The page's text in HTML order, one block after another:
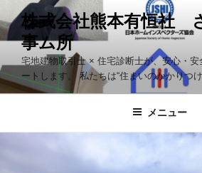
ン
テ
ツ
へ
株式会社熊本有恒社
事ム所
宅地建物取引士 × 住宅診断士が、安心・
ートします。 私たちは“住まいのかかりつ
メニュー